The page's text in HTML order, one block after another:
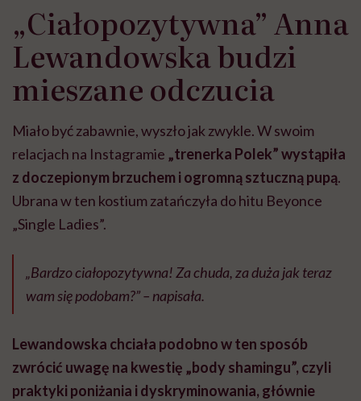
„Ciałopozytywna” Anna
Lewandowska budzi
mieszane odczucia
Miało być zabawnie, wyszło jak zwykle. W swoim
relacjach na Instagramie „trenerka Polek” wystąpiła
z doczepionym brzuchem i ogromną sztuczną pupą.
Ubrana w ten kostium zatańczyła do hitu Beyonce
„Single Ladies”.
„Bardzo ciałopozytywna! Za chuda, za duża jak teraz
wam się podobam?” – napisała.
Lewandowska chciała podobno w ten sposób
zwrócić uwagę na kwestię „body shamingu”, czyli
praktyki poniżania i dyskryminowania, głównie